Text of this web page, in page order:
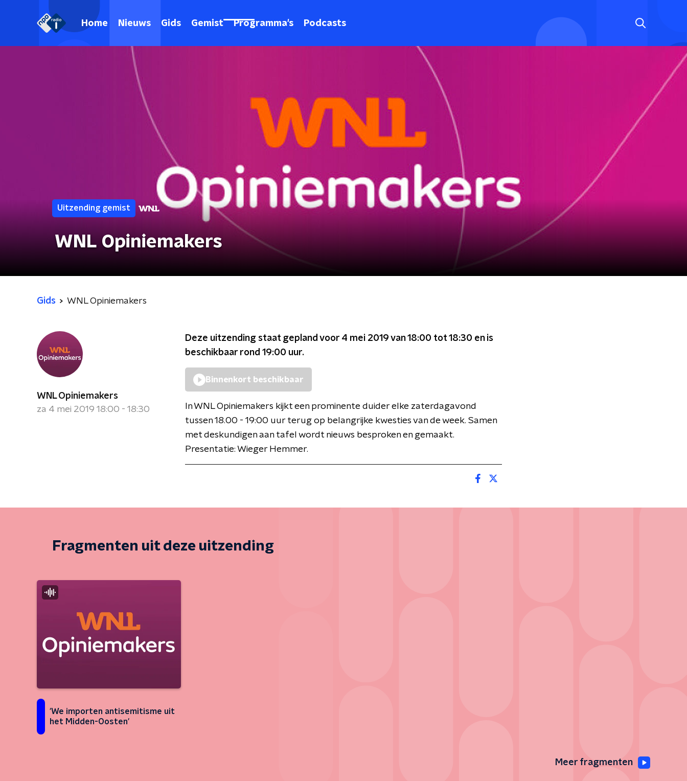
Home Nieuws Gids Gemist Programma's Podcasts
Uitzending gemist
WNL Opiniemakers
Gids WNL Opiniemakers
WNL Opiniemakers
za 4 mei 2019 18:00 - 18:30
Deze uitzending staat gepland voor 4 mei 2019 van 18:00 tot 18:30 en is
beschikbaar rond 19:00 uur.
Binnenkort beschikbaar
In WNL Opiniemakers kijkt een prominente duider elke zaterdagavond
tussen 18.00 - 19:00 uur terug op belangrijke kwesties van de week. Samen
met deskundigen aan tafel wordt nieuws besproken en gemaakt.
Presentatie: Wieger Hemmer.
Fragmenten uit deze uitzending
'We importen antisemitisme uit
het Midden-Oosten'
Meer fragmenten